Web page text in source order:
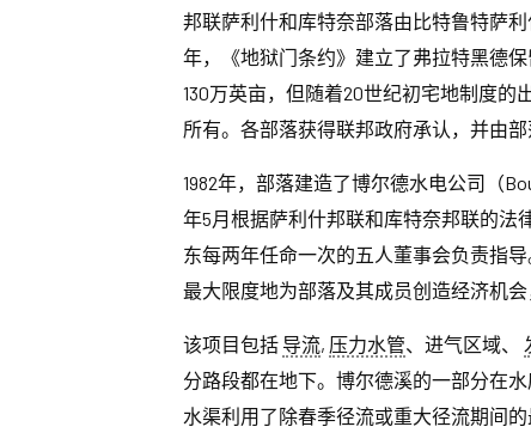
邦联萨利什和库特奈部落由比特鲁特萨
年，《地狱门条约》建立了弗拉特黑德
130万英亩，但随着20世纪初宅地制度的
所有。各部落获得联邦政府承认，并由部
1982年，部落建造了博尔德水电公司（
年5月根据萨利什邦联和库特奈邦联的法
东每两年任命一次的五人董事会负责指
最大限度地为部落及其成员创造经济机会
该项目包括 导流, 压力水管、进气区域、
分路段都在地下。博尔德溪的一部分在水
水渠利用了除春季径流或重大径流期间